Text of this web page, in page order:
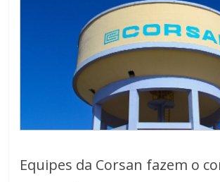
Equipes da Corsan fazem o